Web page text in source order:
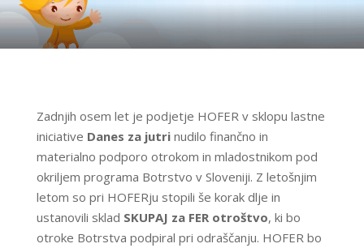
Zadnjih osem let je podjetje HOFER v sklopu lastne
iniciative Danes za jutri nudilo finančno in
materialno podporo otrokom in mladostnikom pod
okriljem programa Botrstvo v Sloveniji. Z letošnjim
letom so pri HOFERju stopili še korak dlje in
ustanovili sklad SKUPAJ za FER otroštvo, ki bo
otroke Botrstva podpiral pri odraščanju. HOFER bo